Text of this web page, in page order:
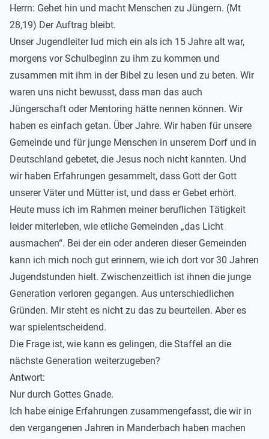
Herrn: Gehet hin und macht Menschen zu Jüngern. (Mt
28,19) Der Auftrag bleibt.
Unser Jugendleiter lud mich ein als ich 15 Jahre alt war,
morgens vor Schulbeginn zu ihm zu kommen und
zusammen mit ihm in der Bibel zu lesen und zu beten. Wir
waren uns nicht bewusst, dass man das auch
Jüngerschaft oder Mentoring hätte nennen können. Wir
haben es einfach getan. Über Jahre. Wir haben für unsere
Gemeinde und für junge Menschen in unserem Dorf und in
Deutschland gebetet, die Jesus noch nicht kannten. Und
wir haben Erfahrungen gesammelt, dass Gott der Gott
unserer Väter und Mütter ist, und dass er Gebet erhört.
Heute muss ich im Rahmen meiner beruflichen Tätigkeit
leider miterleben, wie etliche Gemeinden „das Licht
ausmachen“. Bei der ein oder anderen dieser Gemeinden
kann ich mich noch gut erinnern, wie ich dort vor 30 Jahren
Jugendstunden hielt. Zwischenzeitlich ist ihnen die junge
Generation verloren gegangen. Aus unterschiedlichen
Gründen. Mir steht es nicht zu das zu beurteilen. Aber es
war spielentscheidend.
Die Frage ist, wie kann es gelingen, die Staffel an die
nächste Generation weiterzugeben?
Antwort:
Nur durch Gottes Gnade.
Ich habe einige Erfahrungen zusammengefasst, die wir in
den vergangenen Jahren in Manderbach haben machen